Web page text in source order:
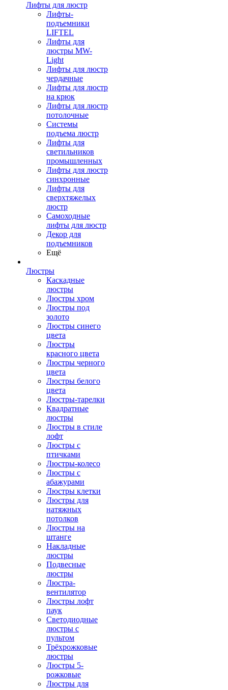
Лифты для люстр
Лифты-
подъемники
LIFTEL
Лифты для
люстры MW-
Light
Лифты для люстр
чердачные
Лифты для люстр
на крюк
Лифты для люстр
потолочные
Системы
подъема люстр
Лифты для
светильников
промышленных
Лифты для люстр
синхронные
Лифты для
сверхтяжелых
люстр
Самоходные
лифты для люстр
Декор для
подъемников
Ещё
Люстры
Каскадные
люстры
Люстры хром
Люстры под
золото
Люстры синего
цвета
Люстры
красного цвета
Люстры черного
цвета
Люстры белого
цвета
Люстры-тарелки
Квадратные
люстры
Люстры в стиле
лофт
Люстры с
птичками
Люстры-колесо
Люстры с
абажурами
Люстры клетки
Люстры для
натяжных
потолков
Люстры на
штанге
Накладные
люстры
Подвесные
люстры
Люстра-
вентилятор
Люстры лофт
паук
Светодиодные
люстры с
пультом
Трёхрожковые
люстры
Люстры 5-
рожковые
Люстры для